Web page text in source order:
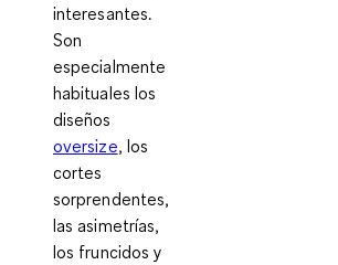
interesantes.
Son
especialmente
habituales los
diseños
oversize, los
cortes
sorprendentes,
las asimetrías,
los fruncidos y